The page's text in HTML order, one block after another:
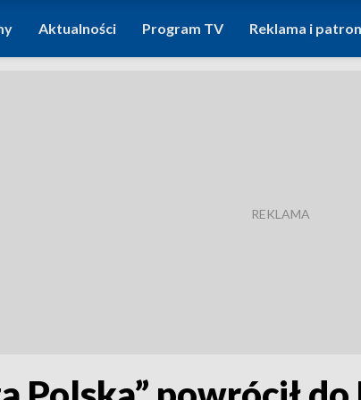
Aktualności Program TV Reklama i